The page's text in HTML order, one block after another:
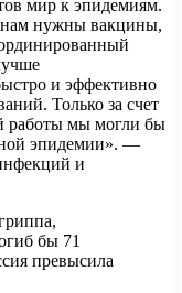
мир к эпидемиям.
нам нужны вакцины,
и эффективно
Только за счет
работы мы могли бы
эпидемии». —
и
бы 71
превысила